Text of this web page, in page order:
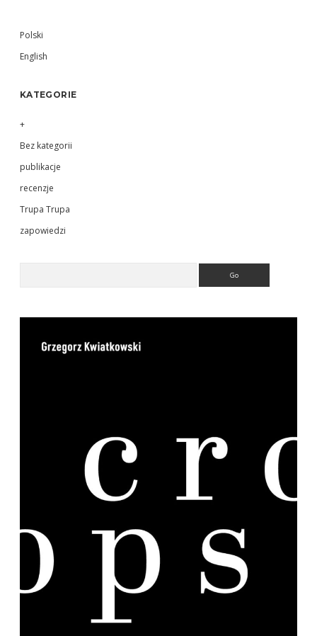
Sidebar
Polski
English
KATEGORIE
+
Bez kategorii
publikacje
recenzje
Trupa Trupa
zapowiedzi